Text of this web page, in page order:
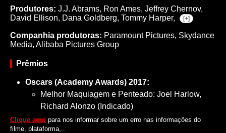
Produtores: J.J. Abrams, Ron Ames, Jeffrey Chernov,
David Ellison, Dana Goldberg, Tommy Harper, [+]
Companhia produtoras: Paramount Pictures, Skydance
Media, Alibaba Pictures Group
Prêmios
Oscars (Academy Awards) 2017:
Melhor Maquiagem e Penteado: Joel Harlow,
Richard Alonzo (Indicado)
Clique aqui para nos informar sobre um erro nas informações do
filme, plataforma,..